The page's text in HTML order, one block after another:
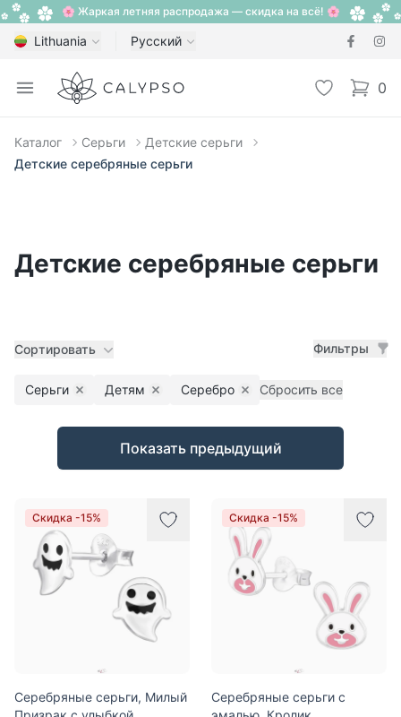
🌸 Жаркая летняя распродажа — скидка на всё! 🌸
Lithuania Русский
Open menu
Calypso Избранное
0
items
Каталог Серьги
Детские серьги
Детские серебряные серьги
Детские серебряные серьги
Сортировать Фильтры
Серьги Remove filter
Детям Remove filter
Серебро Remove filter
Сбросить все
Товары
Показать предыдущий
Скидка -15%
Серебряные серьги, Милый
Скидка -15%
Серебряные серьги с